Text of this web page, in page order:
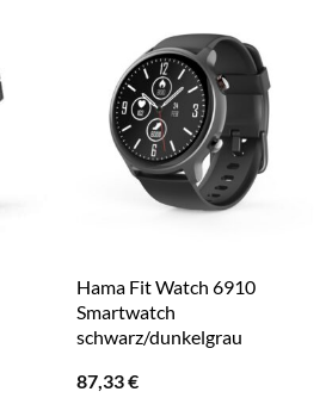
Hama Fit Watch 6910
Smartwatch
schwarz/dunkelgrau
87,33€